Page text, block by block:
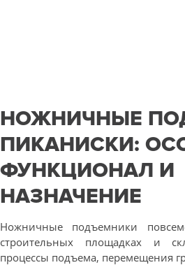
НОЖНИЧНЫЕ
ПИКАНИСКИ:
ФУНКЦИОНАЛ И
НАЗНАЧЕНИЕ
Ножничные подъемники
строительных площадках и
процессы подъема, перемещения